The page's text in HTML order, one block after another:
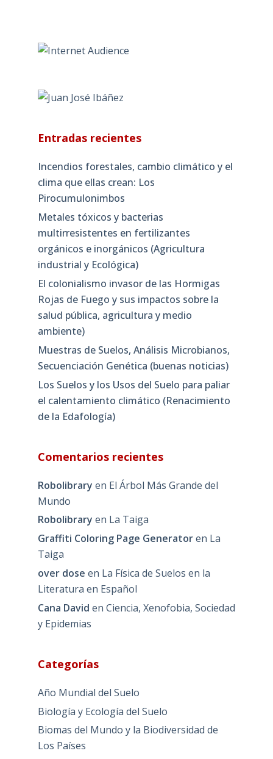
Entradas recientes
Incendios forestales, cambio climático y el
clima que ellas crean: Los
Pirocumulonimbos
Metales tóxicos y bacterias
multirresistentes en fertilizantes
orgánicos e inorgánicos (Agricultura
industrial y Ecológica)
El colonialismo invasor de las Hormigas
Rojas de Fuego y sus impactos sobre la
salud pública, agricultura y medio
ambiente)
Muestras de Suelos, Análisis Microbianos,
Secuenciación Genética (buenas noticias)
Los Suelos y los Usos del Suelo para paliar
el calentamiento climático (Renacimiento
de la Edafología)
Comentarios recientes
Robolibrary en El Árbol Más Grande del
Mundo
Robolibrary en La Taiga
Graffiti Coloring Page Generatoren La
Taiga
over dose en La Física de Suelos en la
Literatura en Español
Cana David en Ciencia, Xenofobia, Sociedad
y Epidemias
Categorías
Año Mundial del Suelo
Biología y Ecología del Suelo
Biomas del Mundo y la Biodiversidad de
Los Países